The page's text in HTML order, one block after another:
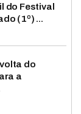
do Festival
(1º) ...
do
a